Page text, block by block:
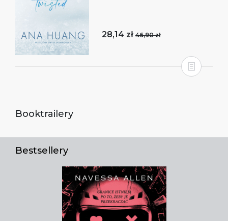
28,14 zł 46,90 zł
Booktrailery
Bestsellery